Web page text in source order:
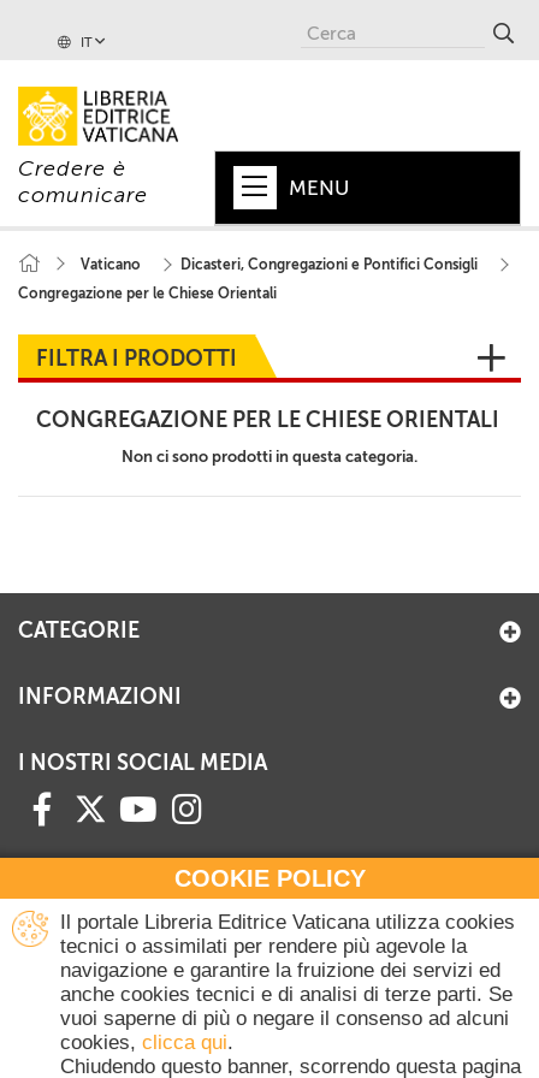
IT
Credere è
comunicare
MENU
PAPA
+
VATICANO
+
CHIESA
MONDO
+
Vaticano
Dicasteri, Congregazioni e Pontifici Consigli
Congregazione per le Chiese Orientali
FILTRA I PRODOTTI
CONGREGAZIONE PER LE CHIESE ORIENTALI
Non ci sono prodotti in questa categoria.
COOKIE POLICY
Il portale Libreria Editrice Vaticana utilizza cookies
tecnici o assimilati per rendere più agevole la
navigazione e garantire la fruizione dei servizi ed
anche cookies tecnici e di analisi di terze parti. Se
vuoi saperne di più o negare il consenso ad alcuni
cookies, clicca qui.
Chiudendo questo banner, scorrendo questa pagina
CATEGORIE
INFORMAZIONI
I NOSTRI SOCIAL MEDIA
HAI BISOGNO DI INFORMAZIONI?
Contattaci all'Ufficio Commerciale
+39 06 698 45780
Lunedì-Giovedì 8-16.30
Venerdì 8-14
(Escluse festività Vaticane)